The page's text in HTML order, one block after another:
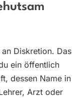
Diskretion. Das
ein öffentlich
dessen Name in
Arzt oder